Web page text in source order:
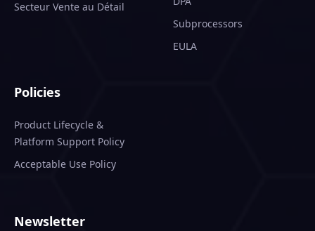
Secteur Vente au Détail
Subprocessors
EULA
Policies
Product Lifecycle &
Platform Support Policy
Acceptable Use Policy
Newsletter